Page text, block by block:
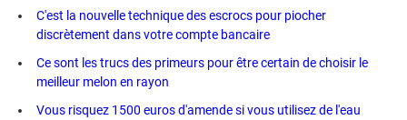
C'est la nouvelle technique des escrocs pour piocher
discrètement dans votre compte bancaire
Ce sont les trucs des primeurs pour être certain de choisir le
meilleur melon en rayon
Vous risquez 1500 euros d'amende si vous utilisez de l'eau